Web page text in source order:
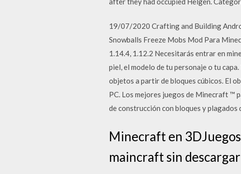
19/07/2020 Crafting and Building
Snowballs Freeze Mobs Mod Para
1.14.4, 1.12.2 Necesitarás entrar en
piel, el modelo de tu personaje o tu
objetos a partir de bloques cúbicos. El
PC. Los mejores juegos de Minecraft ™
de construcción con bloques y plagados
Minecraft en
maincraft sin